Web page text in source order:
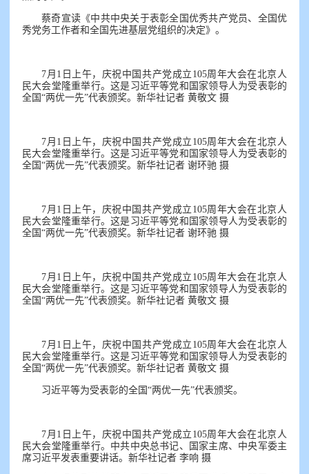
蔡奇宣读《中共中央关于表彰全国优秀共产党员、全国优
秀党务工作者和全国先进基层党组织的决定》。
7月1日上午，庆祝中国共产党成立105周年大会在北京人
民大会堂隆重举行。这是习近平等党和国家领导人为受表彰的
全国“两优一先”代表颁奖。新华社记者 黄敬文 摄
7月1日上午，庆祝中国共产党成立105周年大会在北京人
民大会堂隆重举行。这是习近平等党和国家领导人为受表彰的
全国“两优一先”代表颁奖。新华社记者 谢环驰 摄
7月1日上午，庆祝中国共产党成立105周年大会在北京人
民大会堂隆重举行。这是习近平等党和国家领导人为受表彰的
全国“两优一先”代表颁奖。新华社记者 谢环驰 摄
7月1日上午，庆祝中国共产党成立105周年大会在北京人
民大会堂隆重举行。这是习近平等党和国家领导人为受表彰的
全国“两优一先”代表颁奖。新华社记者 黄敬文 摄
7月1日上午，庆祝中国共产党成立105周年大会在北京人
民大会堂隆重举行。这是习近平等党和国家领导人为受表彰的
全国“两优一先”代表颁奖。新华社记者 黄敬文 摄
习近平等为受表彰的全国“两优一先”代表颁奖。
7月1日上午，庆祝中国共产党成立105周年大会在北京人
民大会堂隆重举行。中共中央总书记、国家主席、中央军委主
席习近平发表重要讲话。新华社记者 李响 摄